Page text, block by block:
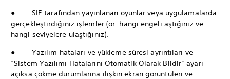
● SIE tarafından yayınlanan oyunlar veya uygulamalarda
gerçekleştirdiğiniz işlemler (ör. hangi engeli aştığınız ve
hangi seviyelere ulaştığınız).
● Yazılım hataları ve yükleme süresi ayrıntıları ve
“Sistem Yazılımı Hatalarını Otomatik Olarak Bildir” ayarı
açıksa çökme durumlarına ilişkin ekran görüntüleri ve